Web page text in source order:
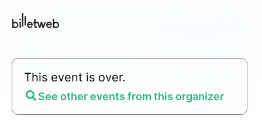
This event is over.
See other events from this organizer